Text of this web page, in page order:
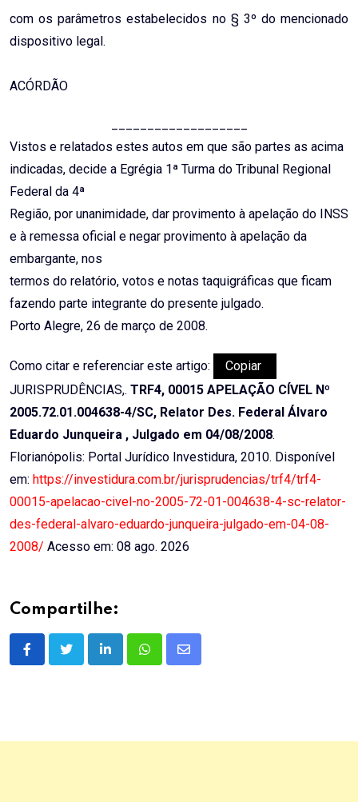
com os parâmetros estabelecidos no § 3º do mencionado
dispositivo legal.
ACÓRDÃO
Vistos e relatados estes autos em que são partes as acima
indicadas, decide a Egrégia 1ª Turma do Tribunal Regional
Federal da 4ª
Região, por unanimidade, dar provimento à apelação do INSS
e à remessa oficial e negar provimento à apelação da
embargante, nos
termos do relatório, votos e notas taquigráficas que ficam
fazendo parte integrante do presente julgado.
Porto Alegre, 26 de março de 2008.
Como citar e referenciar este artigo:
Copiar
JURISPRUDÊNCIAS,. TRF4, 00015 APELAÇÃO CÍVEL Nº
2005.72.01.004638-4/SC, Relator Des. Federal Álvaro
Eduardo Junqueira , Julgado em 04/08/2008.
Florianópolis: Portal Jurídico Investidura, 2010. Disponível
em: https://investidura.com.br/jurisprudencias/trf4/trf4-
00015-apelacao-civel-no-2005-72-01-004638-4-sc-relator-
des-federal-alvaro-eduardo-junqueira-julgado-em-04-08-
2008/ Acesso em: 08 ago. 2026
Compartilhe:
LinkedInWhatsappShare